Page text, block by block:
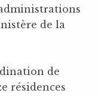
de la
de
résidences